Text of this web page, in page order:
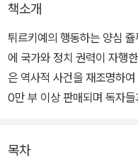
책소개
튀르키예의 행동하는 양심
에 국가와 정치 권력이 자행
은 역사적 사건을 재조명하
0만 부 이상 판매되며 독자
목차